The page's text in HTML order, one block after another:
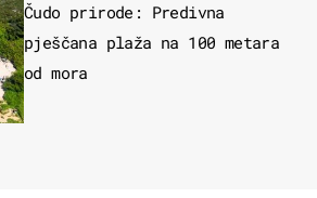
Čudo prirode: Predivna
pješčana plaža na 100 metara
od mora